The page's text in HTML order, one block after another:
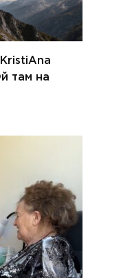
KristiAna
там на